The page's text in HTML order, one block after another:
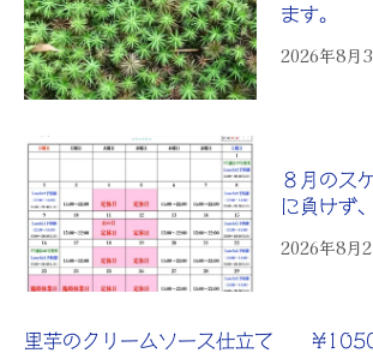
ます。
2026年8月
８月のス
に負けず
2026年8月
里芋のクリームソース仕立て